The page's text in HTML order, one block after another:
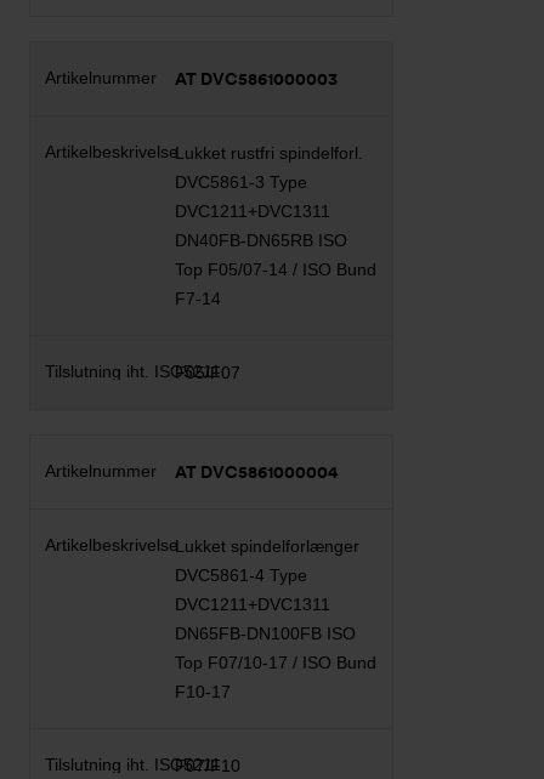
AT DVC5861000003
Lukket rustfri spindelforl.
DVC5861-3 Type
DVC1211+DVC1311
DN40FB-DN65RB ISO
Top F05/07-14 / ISO Bund
F7-14
F05/F07
AT DVC5861000004
Lukket spindelforlænger
DVC5861-4 Type
DVC1211+DVC1311
DN65FB-DN100FB ISO
Top F07/10-17 / ISO Bund
F10-17
F07/F10